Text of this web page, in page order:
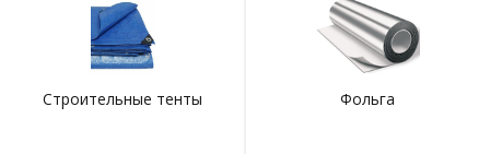
Строительные тенты Фольга